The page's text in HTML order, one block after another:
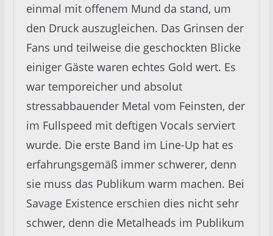
einmal mit offenem Mund da stand, um
den Druck auszugleichen. Das Grinsen der
Fans und teilweise die geschockten Blicke
einiger Gäste waren echtes Gold wert. Es
war temporeicher und absolut
stressabbauender Metal vom Feinsten, der
im Fullspeed mit deftigen Vocals serviert
wurde. Die erste Band im Line-Up hat es
erfahrungsgemäß immer schwerer, denn
sie muss das Publikum warm machen. Bei
Savage Existence erschien dies nicht sehr
schwer, denn die Metalheads im Publikum